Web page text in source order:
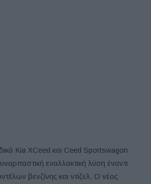
Kia XCeed και Ceed Sportswagon
εναλλακτική λύση έναντι
βενζίνης και ντίζελ. Ο νέος